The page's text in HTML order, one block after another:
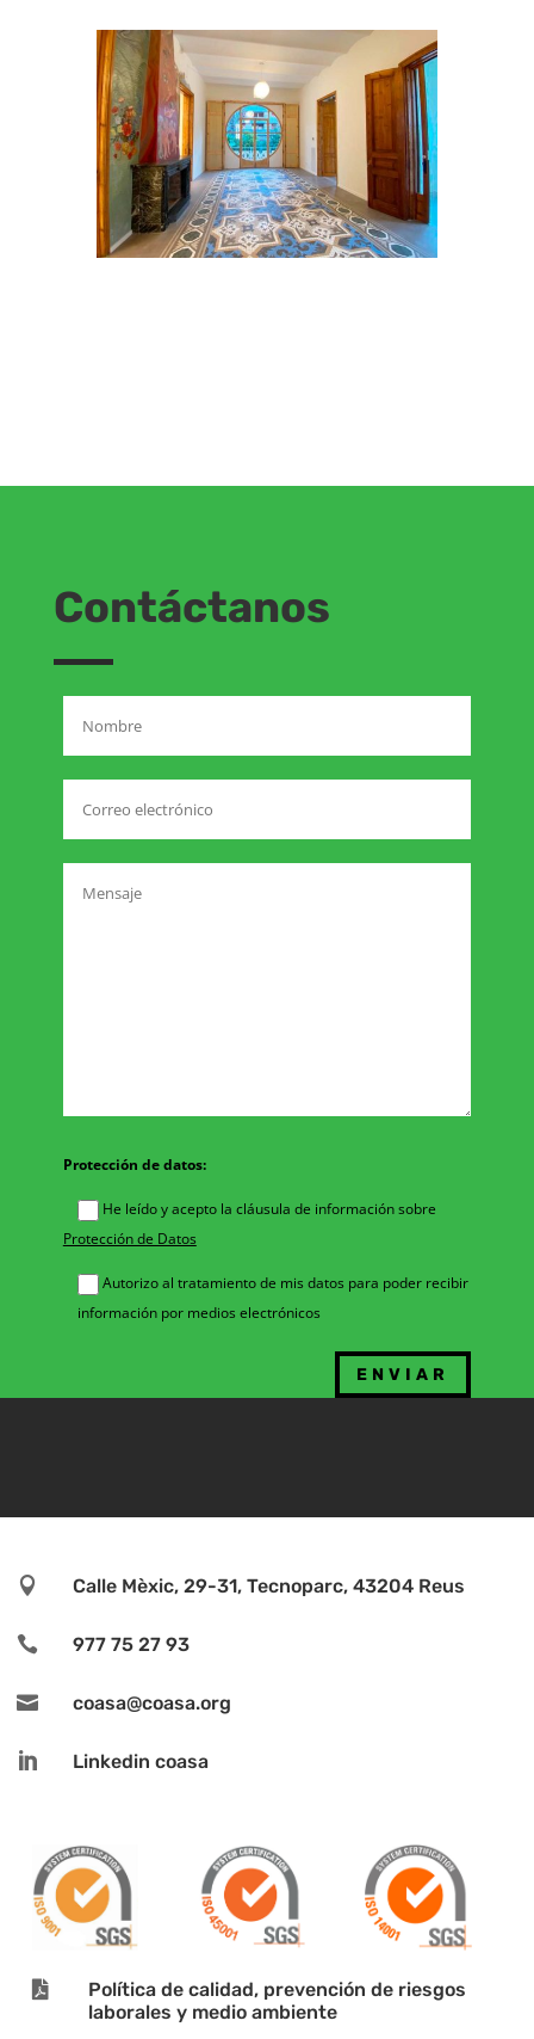
Contáctanos
Protección de datos:
He leído y acepto la cláusula de información sobre
Protección de Datos
Autorizo al tratamiento de mis datos para poder recibir
información por medios electrónicos
 Calle Mèxic, 29-31, Tecnoparc, 43204 Reus
 977 75 27 93
 coasa@coasa.org
 Linkedin coasa

Política de calidad, prevención de riesgos
laborales y medio ambiente